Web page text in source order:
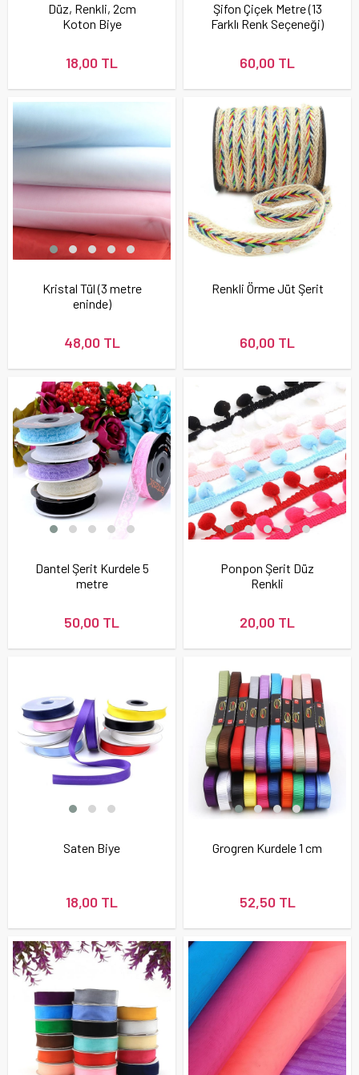
Düz, Renkli, 2cm
Koton Biye
18,00 TL
Şifon Çiçek Metre (13
Farklı Renk Seçeneği)
60,00 TL
Kristal Tül (3 metre
eninde)
48,00 TL
Renkli Örme Jüt Şerit
60,00 TL
Dantel Şerit Kurdele 5
metre
50,00 TL
Ponpon Şerit Düz
Renkli
20,00 TL
Saten Biye
18,00 TL
Grogren Kurdele 1 cm
52,50 TL